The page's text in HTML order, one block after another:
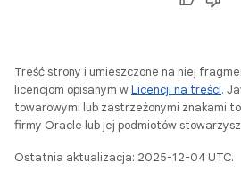
Treść strony i umieszczone na niej
licencjom opisanym wLicencji na treści.
towarowymi lub zastrzeżonymi znakami
firmy Oracle lub jej podmiotów
Ostatnia aktualizacja: 2025-12-04 UTC.